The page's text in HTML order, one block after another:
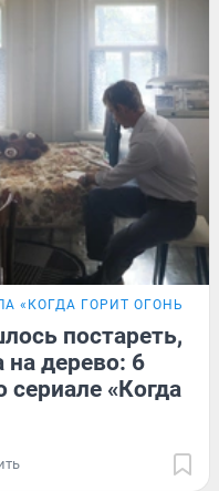
«КОГДА ГОРИТ ОГОНЬ»
постареть,
на дерево: 6
«Когда